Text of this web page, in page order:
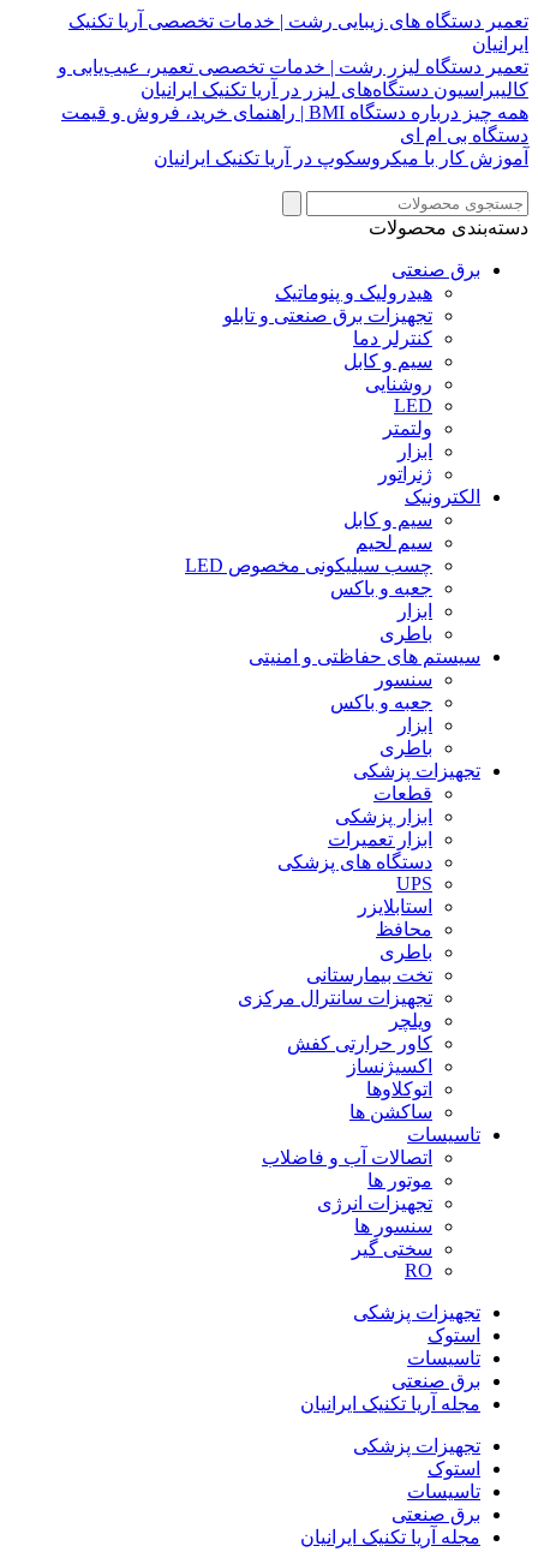
تعمیر دستگاه های زیبایی رشت | خدمات تخصصی آریا تکنیک
ایرانیان
تعمیر دستگاه لیزر رشت | خدمات تخصصی تعمیر، عیب‌یابی و
کالیبراسیون دستگاه‌های لیزر در آریا تکنیک ایرانیان
همه چیز درباره دستگاه BMI | راهنمای خرید، فروش و قیمت
دستگاه بی ام ای
آموزش کار با میکروسکوپ در آریا تکنیک ایرانیان
دسته‌بندی محصولات
برق صنعتی
هیدرولیک و پنوماتیک
تجهیزات برق صنعتی و تابلو
کنترلر دما
سیم و کابل
روشنایی
LED
ولتمتر
ابزار
ژنراتور
الکترونیک
سیم و کابل
سیم لحیم
چسب سیلیکونی مخصوص LED
جعبه و باکس
ابزار
باطری
سیستم های حفاظتی و امنیتی
سنسور
جعبه و باکس
ابزار
باطری
تجهیزات پزشکی
قطعات
ابزار پزشکی
ابزار تعمیرات
دستگاه های پزشکی
UPS
استابلایزر
محافظ
باطری
تخت بیمارستانی
تجهیزات سانترال مرکزی
ویلچر
کاور حرارتی کفش
اکسیژنساز
اتوکلاوها
ساکشن ها
تاسیسات
اتصالات آب و فاضلاب
موتور ها
تجهیزات انرژی
سنسور ها
سختی گیر
RO
تجهیزات پزشکی
استوک
تاسیسات
برق صنعتی
مجله آریا تکنیک ایرانیان
تجهیزات پزشکی
استوک
تاسیسات
برق صنعتی
مجله آریا تکنیک ایرانیان